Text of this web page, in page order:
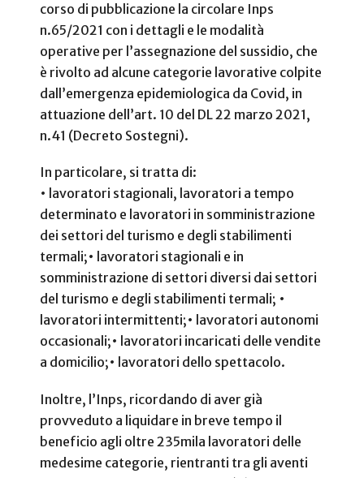
corso di pubblicazione la circolare Inps
n.65/2021 con i dettagli e le modalità
operative per l’assegnazione del sussidio, che
è rivolto ad alcune categorie lavorative colpite
dall’emergenza epidemiologica da Covid, in
attuazione dell’art. 10 del DL 22 marzo 2021,
n.41 (Decreto Sostegni).
In particolare, si tratta di:
• lavoratori stagionali, lavoratori a tempo
determinato e lavoratori in somministrazione
dei settori del turismo e degli stabilimenti
termali;• lavoratori stagionali e in
somministrazione di settori diversi dai settori
del turismo e degli stabilimenti termali; •
lavoratori intermittenti;• lavoratori autonomi
occasionali;• lavoratori incaricati delle vendite
a domicilio;• lavoratori dello spettacolo.
Inoltre, l’Inps, ricordando di aver già
provveduto a liquidare in breve tempo il
beneficio agli oltre 235mila lavoratori delle
medesime categorie, rientranti tra gli aventi